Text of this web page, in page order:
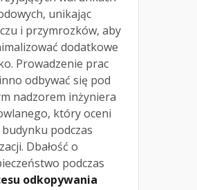
unikając
i przymrozków, aby
dodatkowe
Prowadzenie prac
odbywać się pod
nadzorem inżyniera
który oceni
podczas
Dbałość o
podczas
odkopywania